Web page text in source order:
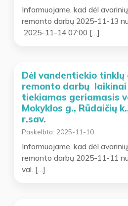
Informuojame, kad dėl
remonto darbų 2025-11-13
2025-11-14 07:00 […]
Dėl vandentiekio tinklų
remonto darbų laikinai
tiekiamas geriamasis
Mokyklos g., Rūdaičių
r.sav.
Paskelbta: 2025-11-10
Informuojame, kad dėl
remonto darbų 2025-11-11
val. […]